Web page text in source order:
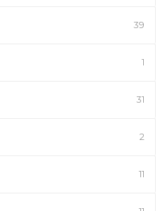
39
1
31
2
11